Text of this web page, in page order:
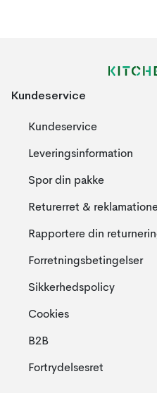
Kundeservice
Kundeservice
Leveringsinformation
Spor din pakke
Returerret &
Rapportere din
Forretningsbetingelser
Sikkerhedspolicy
Cookies
B2B
Fortrydelsesret